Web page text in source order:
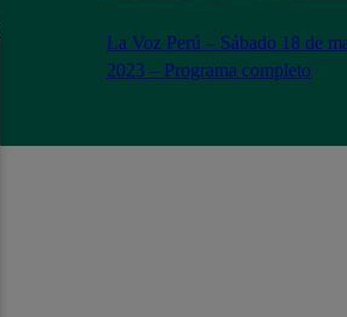
La Voz Perú – Sábado 18 de
2023 – Programa completo